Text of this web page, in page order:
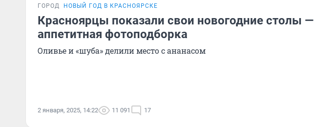
ГОРОД НОВЫЙ ГОД В КРАСНОЯРСКЕ
Красноярцы показали свои новогодние столы —
аппетитная фотоподборка
Оливье и «шуба» делили место с ананасом
2 января, 2025, 14:22 11 091 17